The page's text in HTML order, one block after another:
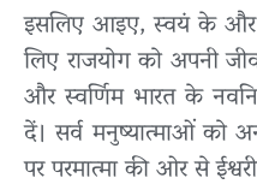
इसलिए आइए, स्वयं के
लिए राजयोग को अपनी
और स्वर्णिम भारत के
दें। सर्व मनुष्यात्माओं को
पर परमात्मा की ओर से